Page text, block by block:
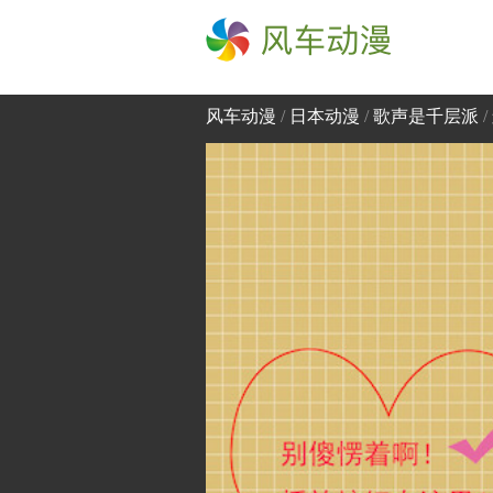
风车动漫
风车动漫 / 日本动漫 /歌声是千层派 /